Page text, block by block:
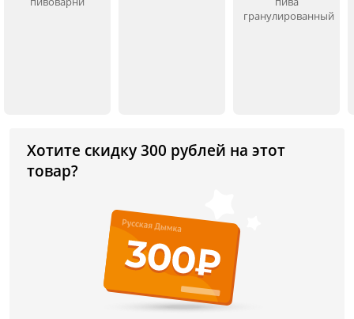
гранулированный
Хотите скидку 300 рублей на этот
товар?